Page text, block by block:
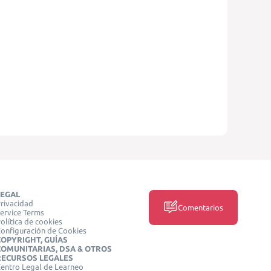
Terms
de cookies
de Cookies
GUÍAS
DSA & OTROS
LEGALES
Legal de Learneo
Comentarios